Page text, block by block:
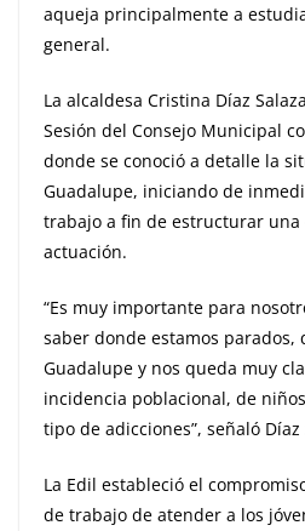
aqueja principalmente a
general.
La alcaldesa Cristina Díaz
Sesión del Consejo Municipal
donde se conoció a detalle la
Guadalupe, iniciando de
trabajo a fin de estructurar una
actuación.
“Es muy importante para
saber donde estamos parados,
Guadalupe y nos queda muy
incidencia poblacional, de
tipo de adicciones”, señaló Díaz
La Edil estableció el
de trabajo de atender a los